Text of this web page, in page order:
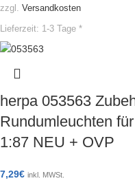
zzgl. Versandkosten
Lieferzeit: 1-3 Tage *
herpa 053563
Rundumleuchten
1:87 NEU + OVP
7,29€ inkl. MWSt.